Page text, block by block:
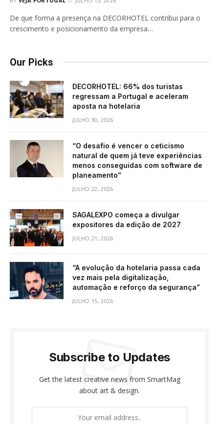
De que forma a presença na DECORHOTEL contribui para o
crescimento e posicionamento da empresa…
Our Picks
DECORHOTEL: 66% dos turistas
regressam a Portugal e aceleram
aposta na hotelaria
JULHO 30, 2026
“O desafio é vencer o ceticismo
natural de quem já teve experiências
menos conseguidas com software de
planeamento”
JULHO 22, 2026
SAGALEXPO começa a divulgar
expositores da edição de 2027
JULHO 21, 2026
“A evolução da hotelaria passa cada
vez mais pela digitalização,
automação e reforço da segurança”
JULHO 15, 2026
Subscribe to Updates
Get the latest creative news from SmartMag
about art & design.